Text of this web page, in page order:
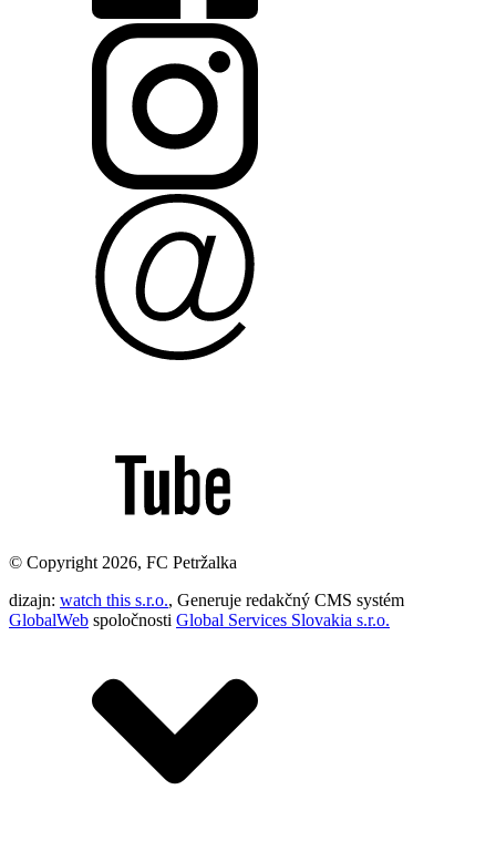
© Copyright 2026, FC Petržalka
dizajn: watch this s.r.o., Generuje redakčný CMS systém
GlobalWeb spoločnosti Global Services Slovakia s.r.o.